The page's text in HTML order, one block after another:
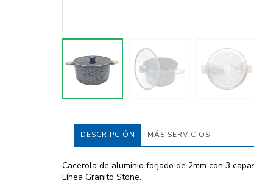
DESCRIPCIÓN MÁS SERVICIOS
Cacerola de aluminio forjado de 2mm con 3
Línea Granito Stone.